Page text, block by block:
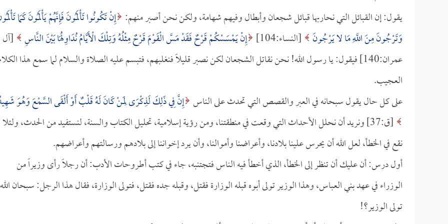
يقول: إن القبائل التي نحاربها قبائل شجعان وأبطال وفيهم شهامة، ولكن نحن أصبر منهم: إِنْ تَكُونُوا تَأْلَمُونَ فَإِنَّهُمْ يَأْلَمُونَ كَمَا
وَتَرْجُونَ مِنَ اللَّهِ مَا لا يَرْجُونَ
[النساء:104] إِنْ يَمْسَسْكُمْ قَرْحٌ فَقَدْ مَسَّ الْقَوْمَ قَرْحٌ مِثْلُهُ وَتِلْكَ الْأَيَّامُ نُدَاوِلُهَا بَيْنَ النَّاسِ [آل
عمران:140] فيقول: يا رسول الله! نحن نقاتل الشجعان لكن نصبر قليلاً فنغلبهم، فتبسم عليه الصلاة والسلام لما سمع هذا
العجيب.
على كل حال يقول سبحانه في العبر والقصص التي تحدث على الناس إِنَّ فِي ذَلِكَ لَذِكْرَى لِمَنْ كَانَ لَهُ قَلْبٌ أَوْ أَلْقَى السَّمْعَ وَهُوَ
[ق:37] ونريد أن نحلل الأحداث التي وقعت في منطقتنا، ومن رؤية إسلامية، تحليل الكتاب والسنة، لنستفيد من الحدث، ولئلا
نقع في الخطأ، لعل الله أن يحرس علينا بلادنا، وأعراضنا وأموالنا، وأن يرد إخواننا إلى بلادهم ورسالتهم وأعراضهم.
أول درس: أن عليك أن تنظر إلى الخطأ، الذي أخطأ فيه الناس فتجتنبه، جاء في كتب أطروحات الأدب: أن رجلاً رأى وزيراً من
الوزراء في عهد بني العباس، وهذا الوزير تولى أبوه قبله الوزارة فقتل، وقبله جده فقتل، فتولى الوزارة، فقال هذا الرجل: سبحان الله
تولى الوزير؟!